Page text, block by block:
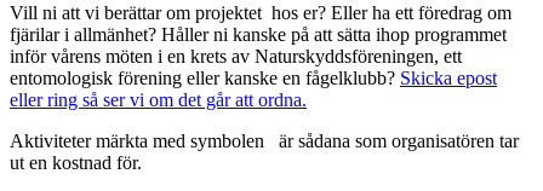
Vill ni att vi berättar om projektet hos er? Eller ha ett föredrag om
fjärilar i allmänhet? Håller ni kanske på att sätta ihop programmet
inför vårens möten i en krets av Naturskyddsföreningen, ett
entomologisk förening eller kanske en fågelklubb? Skicka epost
eller ring så ser vi om det går att ordna.
Aktiviteter märkta med symbolen
är sådana som organisatören tar
ut en kostnad för.